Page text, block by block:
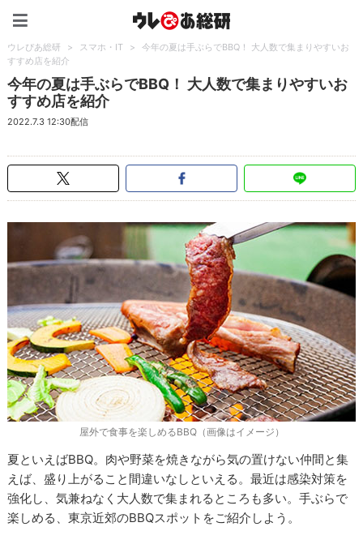
ウレぴあ総研 > スマホ・IT >
今年の夏は手ぶらでBBQ！ 大人数で集まりやすいお
すすめ店を紹介
今年の夏は手ぶらでBBQ！ 大人数で集まりやすいお
すすめ店を紹介
2022.7.3 12:30配信
屋外で食事を楽しめるBBQ（画像はイメージ）
夏といえばBBQ。肉や野菜を焼きながら気の置けない仲間と集
えば、盛り上がること間違いなしといえる。最近は感染対策を
強化し、気兼ねなく大人数で集まれるところも多い。手ぶらで
楽しめる、東京近郊のBBQスポットをご紹介しよう。